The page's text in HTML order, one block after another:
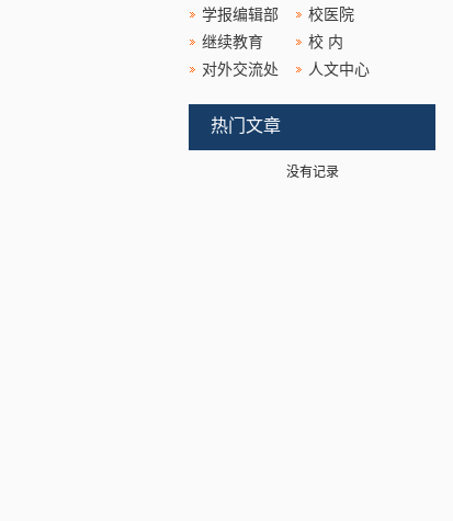
学报编辑部
校医院
继续教育
校 内
对外交流处
人文中心
热门文章
没有记录